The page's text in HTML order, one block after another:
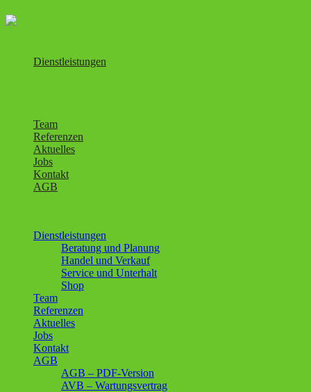
Dienstleistungen
Team
Referenzen
Aktuelles
Jobs
Kontakt
AGB
Dienstleistungen
Beratung und Planung
Handel und Verkauf
Service und Unterhalt
Shop
Team
Referenzen
Aktuelles
Jobs
Kontakt
AGB
AGB – PDF-Version
AVB – Wartungsvertrag